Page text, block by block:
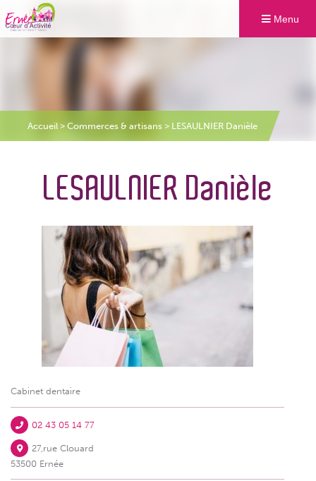
Menu
Accueil> Commerces & artisans > LESAULNIER Danièle
LESAULNIER Danièle
Cabinet dentaire
02 43 05 14 77
27,rue Clouard
53500 Ernée